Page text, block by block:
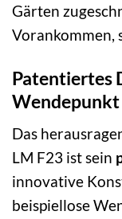
Gärten
Vorankommen,
Patentiertes
Wendepunkt
Das
LM F23 ist sein
innovative
beispiellose